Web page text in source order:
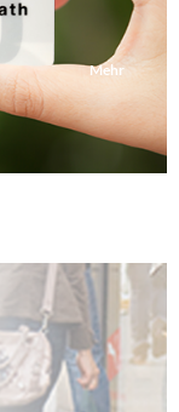
Mehr